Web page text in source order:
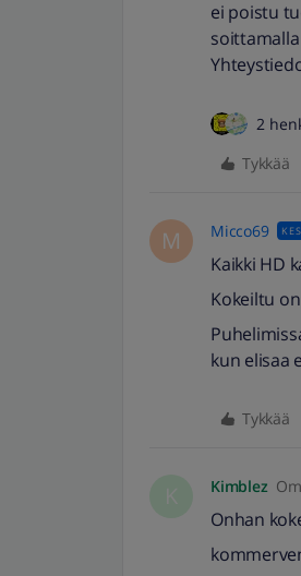
ei poistu
2
Tykkää
M Micco69
Kaikki HD
Kokeiltu
kun elisaa
Tykkää
Kimblez
Onhan